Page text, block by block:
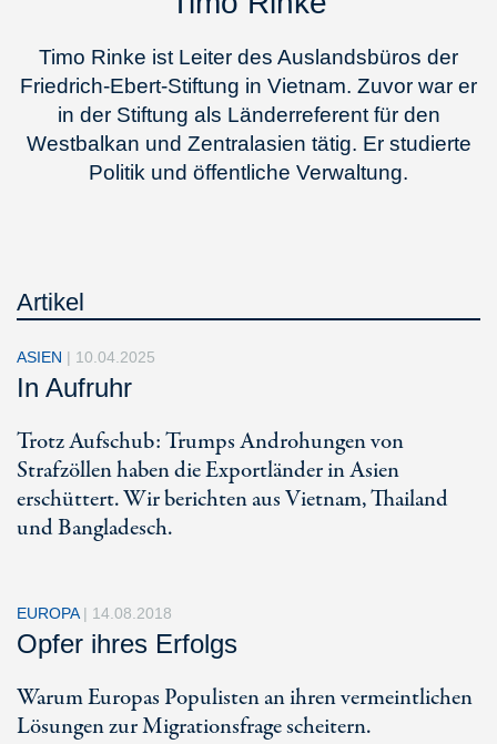
Timo Rinke ist Leiter des Auslandsbüros der
Friedrich-Ebert-Stiftung in Vietnam. Zuvor war er
in der Stiftung als Länderreferent für den
Westbalkan und Zentralasien tätig. Er studierte
Politik und öffentliche Verwaltung.
Artikel
ASIEN | 10.04.2025
In Aufruhr
Trotz Aufschub: Trumps Androhungen von
Strafzöllen haben die Exportländer in Asien
erschüttert. Wir berichten aus Vietnam, Thailand
und Bangladesch.
EUROPA | 14.08.2018
Opfer ihres Erfolgs
Warum Europas Populisten an ihren vermeintlichen
Lösungen zur Migrationsfrage scheitern.